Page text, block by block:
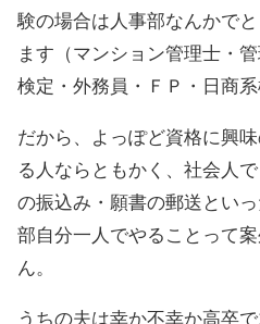
験の場合は人事部なんかで
ます（マンション管理士・
検定・外務員・ＦＰ・日商系
だから、よっぽど資格に興
る人ならともかく、社会人
の振込み・願書の郵送とい
部自分一人でやることって
ん。
うちの夫は幸か不幸か高卒